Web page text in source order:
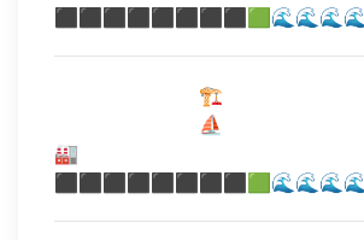
⬛⬛⬛⬛⬛⬛⬛⬛🟩🌊🌊🌊🌊
⠀⠀⠀⠀⠀⠀⠀⠀⠀⠀🏗️
⠀⠀⠀⠀⠀⠀⠀⠀⠀⠀⛵
🏭⠀
⬛⬛⬛⬛⬛⬛⬛⬛🟩🌊🌊🌊🌊